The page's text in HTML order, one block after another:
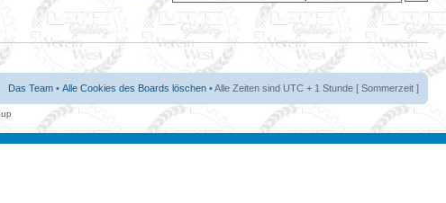
Das Team • Alle Cookies des Boards löschen • Alle Zeiten sind UTC + 1 Stunde [ Sommerzeit ]